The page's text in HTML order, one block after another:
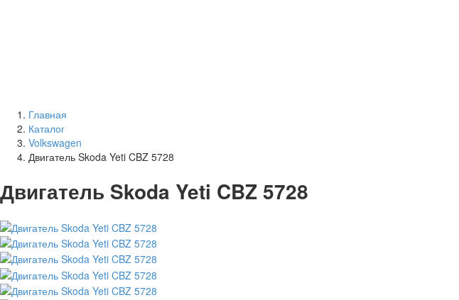
Главная
Каталог
Volkswagen
Двигатель Skoda Yeti CBZ 5728
Двигатель Skoda Yeti CBZ 5728